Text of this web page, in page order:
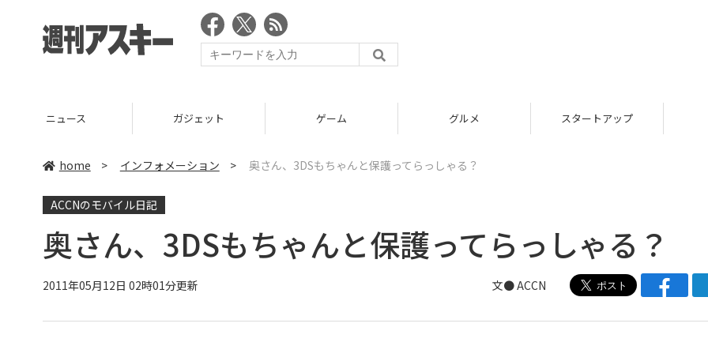
ニュース ガジェット ゲーム グルメ スタートアップ
home > インフォメーション > 奥さん、3DSもちゃんと保護ってらっしゃる？
ACCNのモバイル日記
奥さん、3DSもちゃんと保護ってらっしゃる？
2011年05月12日 02時01分更新 文●ACCN